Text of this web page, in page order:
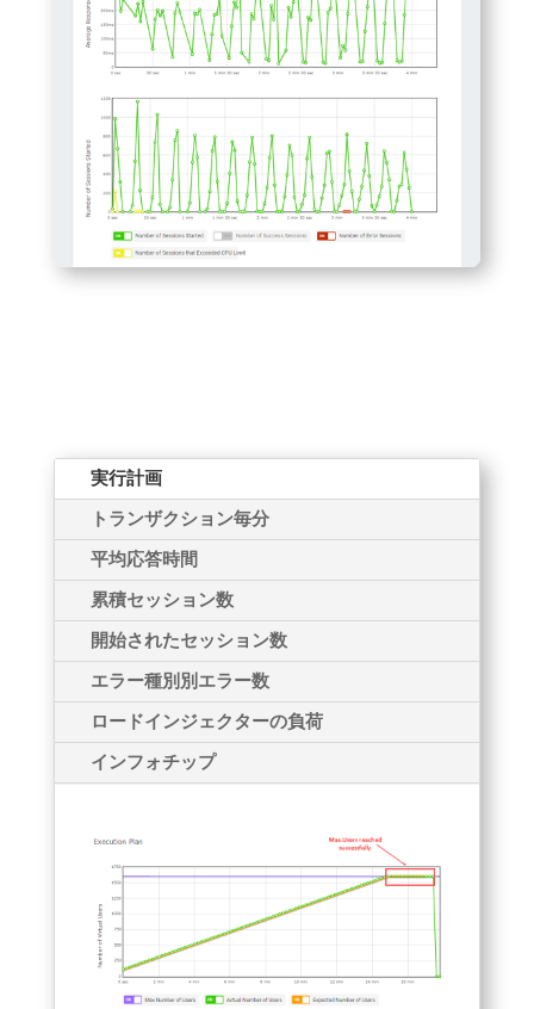
実行計画
トランザクション毎分
平均応答時間
累積セッション数
開始されたセッション数
エラー種別別エラー数
ロードインジェクターの負荷
インフォチップ